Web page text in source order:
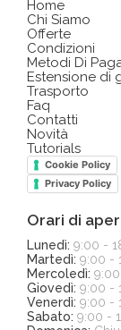
Home
Chi Siamo
Offerte
Condizioni
Metodi Di
Estensione di
Trasporto
Faq
Contatti
Novità
Tutorials
Cookie Policy
Privacy Policy
Orari di
Lunedì: 9:00 -
Martedì: 9:00 -
Mercoledì:
Giovedì: 9:00 -
Venerdì: 9:00 -
Sabato: 9:00 -